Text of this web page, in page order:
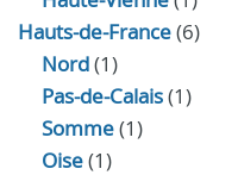
Hauts-de-France(6)
Nord(1)
Pas-de-Calais(1)
Somme(1)
Oise(1)